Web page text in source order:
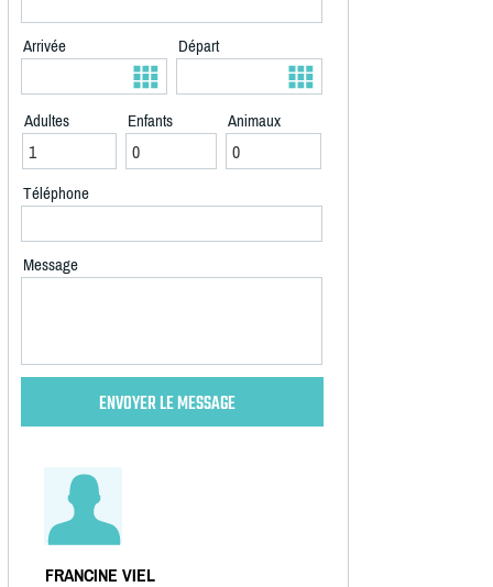
Arrivée Départ
Adultes Enfants Animaux
Téléphone
Message
FRANCINE VIEL